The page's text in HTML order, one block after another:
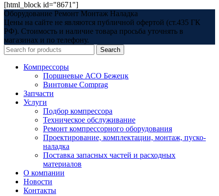
[html_block id="8671"]
Оборудование Ремонт Монтаж Наладка
Цены на сайте не являются публичной офертой (ст.435 ГК
РФ). Стоимость и наличие товара просьба уточнять в
магазинах и по телефону.
Search
Компрессоры
Поршневые АСО Бежецк
Винтовые Comprag
Запчасти
Услуги
Подбор компрессора
Техническое обслуживание
Ремонт компрессорного оборудования
Проектирование, комплектации, монтаж, пуско-
наладка
Поставка запасных частей и расходных
материалов
О компании
Новости
Контакты